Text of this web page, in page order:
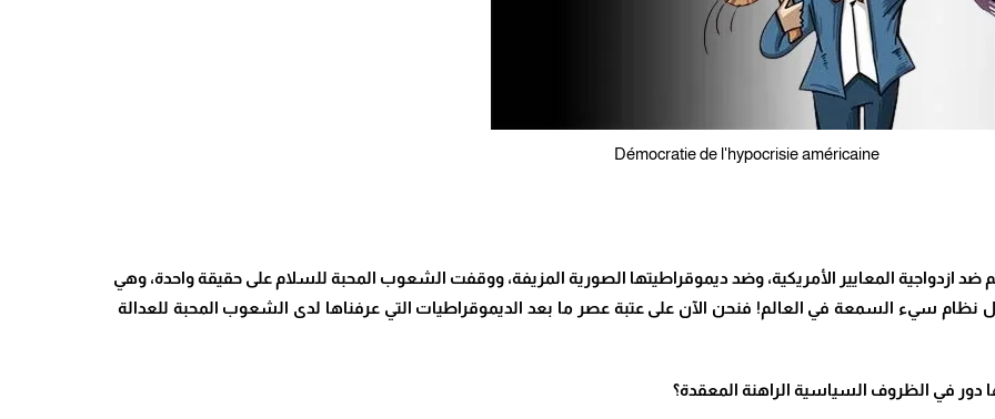
Démocratie de l'hypocrisie américaine
المعايير الأمريكية، وضد ديموقراطيتها الصورية المزيفة، ووقفت الشعوب المحبة للسلام على حقيقة واحدة، وهي
أول نظام سيء السمعة في العالم! فنحن الآن على عتبة عصر ما بعد الديموقراطيات التي عرفناها لدى الشعوب المحبة للعدالة
دور في الظروف السياسية الراهنة المعقدة؟